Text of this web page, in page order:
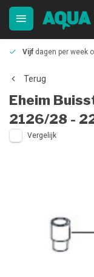
Vijf dagen per week
Terug
Eheim
2126/28 -
Vergelijk